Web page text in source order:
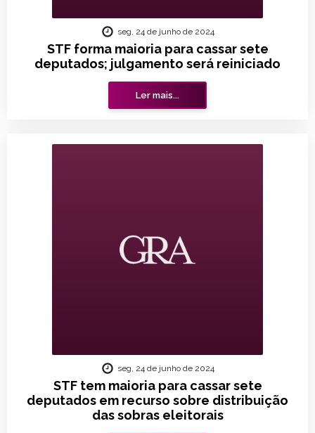
STF forma maioria para cassar sete
deputados; julgamento será reiniciado
seg, 24 de junho de 2024
Ler mais...
STF tem maioria para cassar sete
deputados em recurso sobre distribuição
das sobras eleitorais
seg, 24 de junho de 2024